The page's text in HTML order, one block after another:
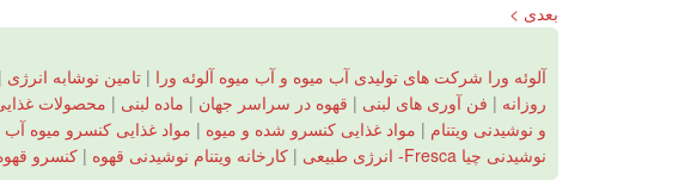
بعدی >
آلوئه ورا شرکت های تولیدی آب میوه و آب میوه آلوئه ورا | تامین نوشابه انرژی |
روزانه | فن آوری های لبنی | قهوه در سراسر جهان | ماده لبنی | محصولات
و نوشیدنی ویتنام | مواد غذایی کنسرو شده و میوه | مواد غذایی کنسرو میوه آب
نوشیدنی چیا Fresca- انرژی طبیعی
| کارخانه ویتنام نوشیدنی قهوه | کنسرو